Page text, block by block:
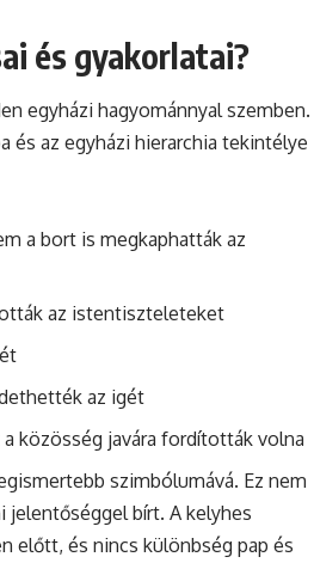
és gyakorlatai?
egyházi hagyománnyal szemben.
és az egyházi hierarchia tekintélye
a bort is megkaphatták az
az istentiszteleteket
az igét
a közösség javára fordították volna
szimbólumává. Ez nem
bírt. A kelyhes
előtt, és nincs különbség pap és